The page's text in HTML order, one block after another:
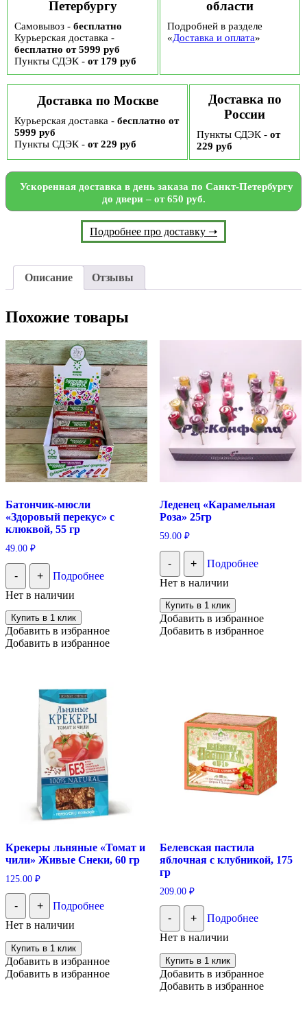
Петербургу
Самовывоз - бесплатно
Курьерская доставка -
бесплатно от 5999 руб
Пункты СДЭК - от 179 руб
области
Подробней в разделе
«Доставка и оплата»
Доставка по Москве
Курьерская доставка - бесплатно от
5999 руб
Пункты СДЭК - от 229 руб
Доставка по
России
Пункты СДЭК - от
229 руб
Ускоренная доставка в день заказа по Санкт-Петербургу
до двери – от 650 руб.
Подробнее про доставку ➝
Описание Отзывы
Похожие товары
Батончик-мюсли
«Здоровый перекус» с
клюквой, 55 гр
49.00 ₽
- +
Подробнее
Нет в наличии
Купить в 1 клик
Добавить в избранное
Добавить в избранное
Леденец «Карамельная
Роза» 25гр
59.00 ₽
- +
Подробнее
Нет в наличии
Купить в 1 клик
Добавить в избранное
Добавить в избранное
Крекеры льняные «Томат и
чили» Живые Снеки, 60 гр
125.00 ₽
- +
Подробнее
Нет в наличии
Купить в 1 клик
Добавить в избранное
Добавить в избранное
Белевская пастила
яблочная с клубникой, 175
гр
209.00 ₽
- +
Подробнее
Нет в наличии
Купить в 1 клик
Добавить в избранное
Добавить в избранное